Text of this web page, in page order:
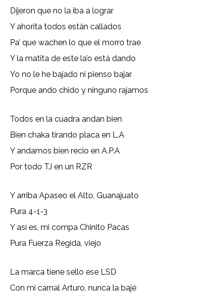
Dijeron que no la iba a lograr
Y ahorita todos están callados
Pa’ que wachen lo que el morro trae
Y la matita de este la’o está dando
Yo no le he bajado ni pienso bajar
Porque ando chido y ninguno rajamos
Todos en la cuadra andan bien
Bien chaka tirando placa en L.A
Y andamos bien recio en A.P.A
Por todo TJ en un RZR
Y arriba Apaseo el Alto, Guanajuato
Pura 4-1-3
Y así es, mi compa Chinito Pacas
Pura Fuerza Regida, viejo
La marca tiene sello ese LSD
Con mi carnal Arturo, nunca la bajé